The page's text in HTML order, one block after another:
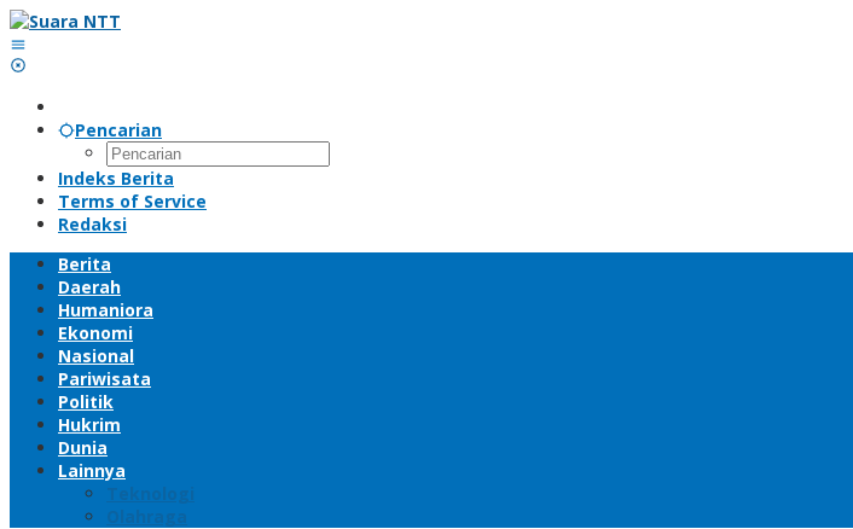
Lewati
ke
konten
Pencarian
Indeks Berita
Terms of Service
Redaksi
Berita
Daerah
Humaniora
Ekonomi
Nasional
Pariwisata
Politik
Hukrim
Dunia
Lainnya
Teknologi
Olahraga